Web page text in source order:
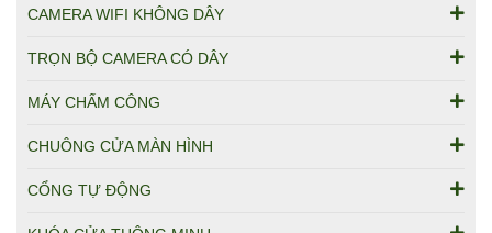
CAMERA WIFI KHÔNG DÂY
TRỌN BỘ CAMERA CÓ DÂY
MÁY CHẤM CÔNG
CHUÔNG CỬA MÀN HÌNH
CỔNG TỰ ĐỘNG